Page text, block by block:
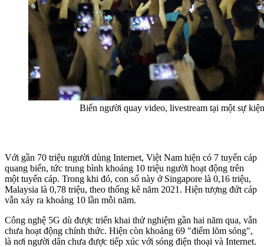
Biển người quay video, livestream tại một sự
Với gần 70 triệu người dùng Internet, Việt Nam hiện có 7 tuyến cáp
quang biển, tức trung bình khoảng 10 triệu người hoạt động trên
một tuyến cáp. Trong khi đó, con số này ở Singapore là 0,16 triệu,
Malaysia là 0,78 triệu, theo thống kê năm 2021. Hiện tượng đứt cáp
vẫn xảy ra khoảng 10 lần mỗi năm.
Công nghệ 5G dù được triển khai thử nghiệm gần hai năm qua, vẫn
chưa hoạt động chính thức. Hiện còn khoảng 69 "điểm lõm sóng",
là nơi người dân chưa được tiếp xúc với sóng điện thoại và Internet.